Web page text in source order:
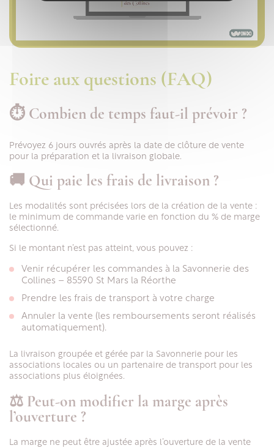
Foire aux questions (FAQ)
⏱ Combien de temps faut-il prévoir ?
Prévoyez 6 jours ouvrés après la date de clôture de vente
pour la préparation et la livraison globale.
🚚 Qui paie les frais de livraison ?
Les modalités sont précisées lors de la création de la vente :
le minimum de commande varie en fonction du % de marge
sélectionné.
Si le montant n’est pas atteint, vous pouvez :
Venir récupérer les commandes à la Savonnerie des
Collines – 85590 St Mars la Réorthe
Prendre les frais de transport à votre charge
Annuler la vente (les remboursements seront réalisés
automatiquement).
La livraison groupée et gérée par la Savonnerie pour les
associations locales ou un partenaire de transport pour les
associations plus éloignées.
⚖️ Peut-on modifier la marge après
l’ouverture ?
La marge ne peut être ajustée après l’ouverture de la vente